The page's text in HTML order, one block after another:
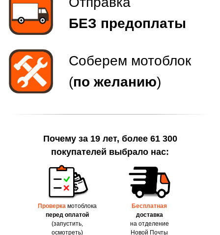
Почему за 19 лет, более 61 300
покупателей выбрало нас:
Проверка мотоблока
перед оплатой
(запустить,
осмотреть)
Бесплатная
доставка
на отделение
Новой Почты